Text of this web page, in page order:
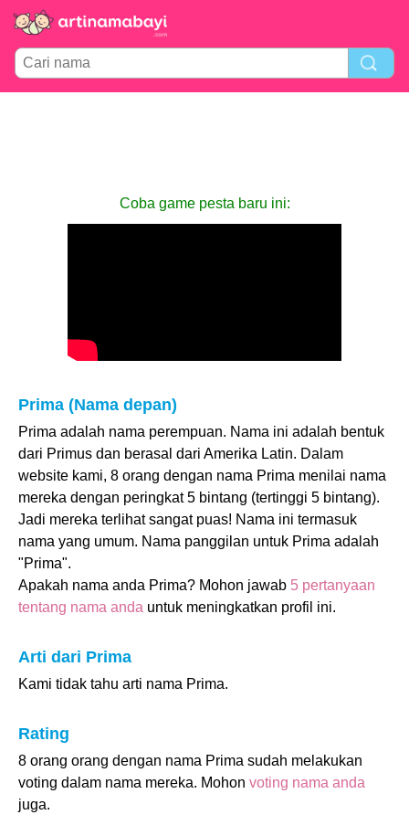
Coba game pesta baru ini:
Prima (Nama depan)
Prima adalah nama perempuan. Nama ini adalah bentuk
dari Primus dan berasal dari Amerika Latin. Dalam
website kami, 8 orang dengan nama Prima menilai nama
mereka dengan peringkat 5 bintang (tertinggi 5 bintang).
Jadi mereka terlihat sangat puas! Nama ini termasuk
nama yang umum. Nama panggilan untuk Prima adalah
"Prima".
Apakah nama anda Prima? Mohon jawab 5 pertanyaan
tentang nama anda untuk meningkatkan profil ini.
Arti dari Prima
Kami tidak tahu arti nama Prima.
Rating
8 orang orang dengan nama Prima sudah melakukan
voting dalam nama mereka. Mohon voting nama anda
juga.